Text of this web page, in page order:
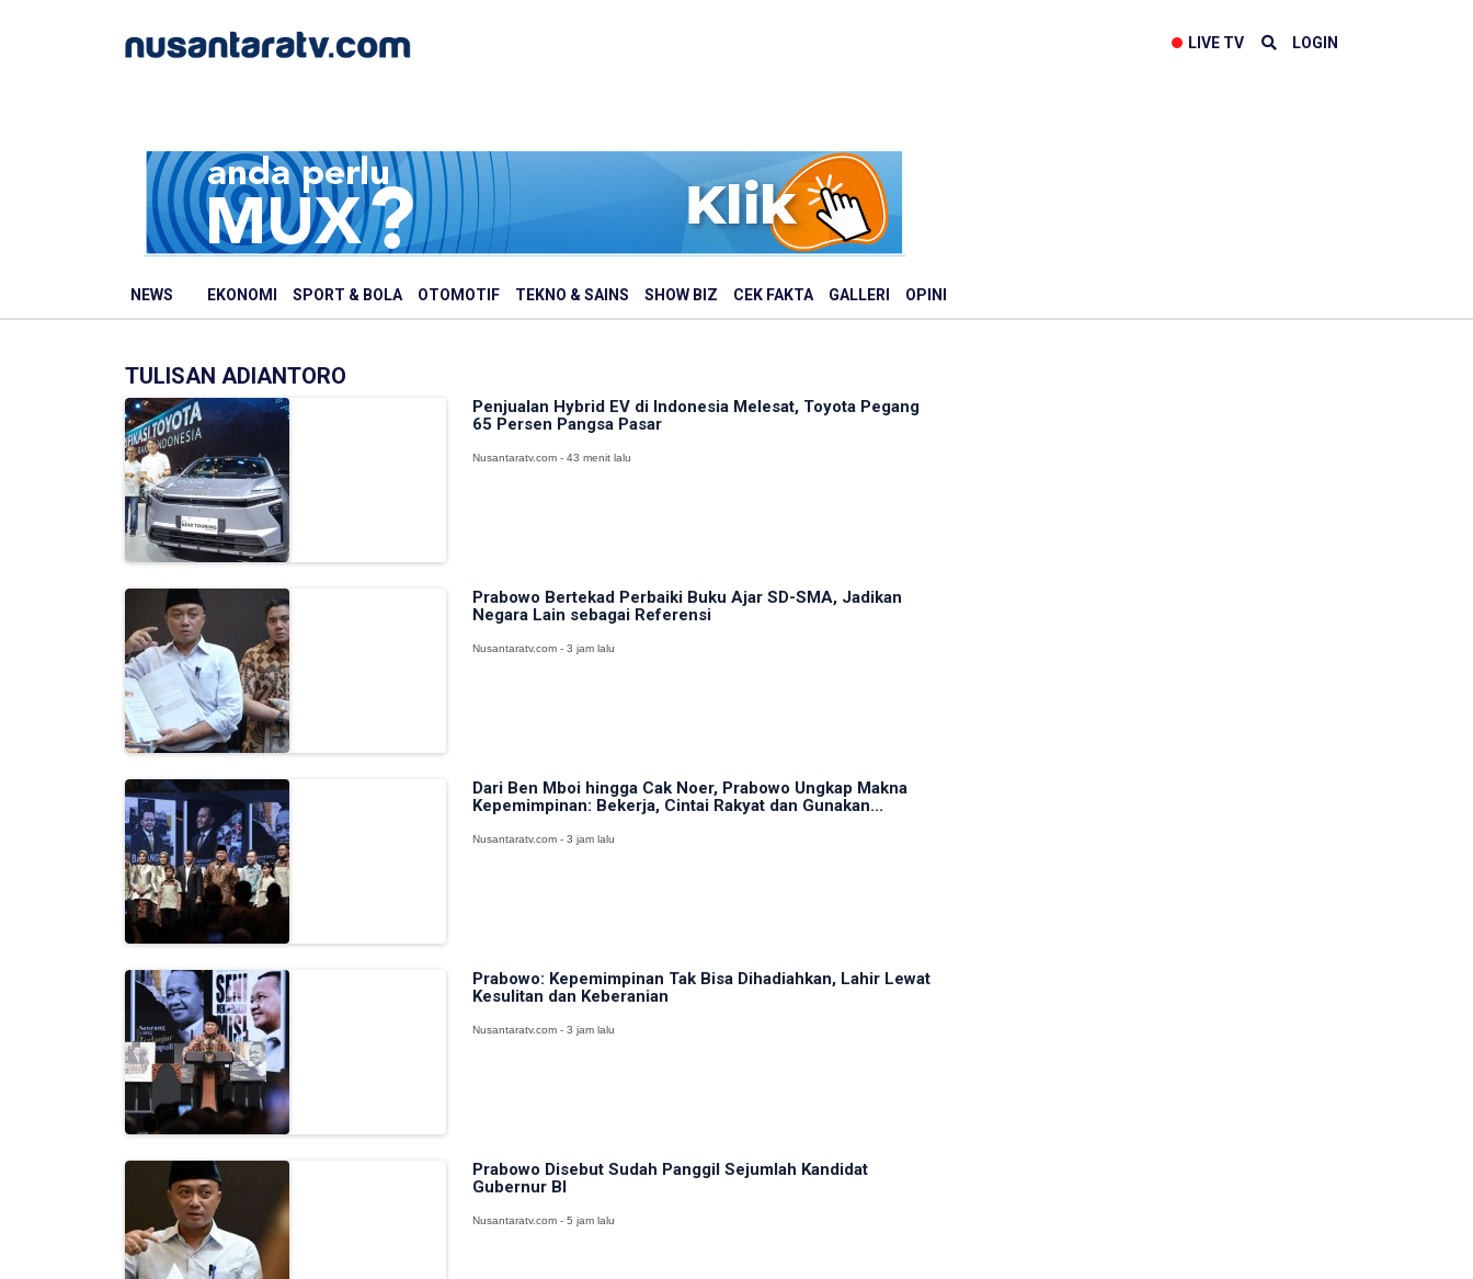
LIVE TV LOGIN
NEWS EKONOMI SPORT & BOLA OTOMOTIF TEKNO & SAINS SHOW BIZ CEK FAKTA GALLERI OPINI
TULISAN ADIANTORO
Penjualan Hybrid EV di Indonesia Melesat, Toyota Pegang
65 Persen Pangsa Pasar
Nusantaratv.com - 43 menit lalu
Prabowo Bertekad Perbaiki Buku Ajar SD-SMA, Jadikan
Negara Lain sebagai Referensi
Nusantaratv.com - 3 jam lalu
Dari Ben Mboi hingga Cak Noer, Prabowo Ungkap Makna
Kepemimpinan: Bekerja, Cintai Rakyat dan Gunakan...
Nusantaratv.com - 3 jam lalu
Prabowo: Kepemimpinan Tak Bisa Dihadiahkan, Lahir Lewat
Kesulitan dan Keberanian
Nusantaratv.com - 3 jam lalu
Prabowo Disebut Sudah Panggil Sejumlah Kandidat
Gubernur BI
Nusantaratv.com - 5 jam lalu